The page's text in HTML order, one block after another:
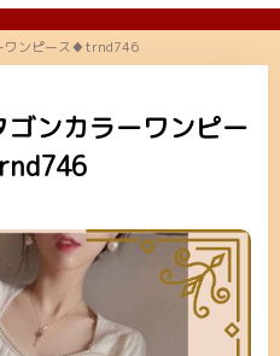
ワンピース♦trnd746
ンカラーワンピー